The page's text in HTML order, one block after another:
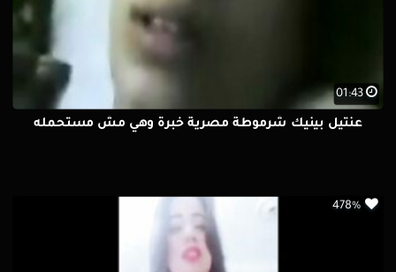
01:43
عنتيل بينيك شرموطة مصرية خبرة وهي مش مستحمله
478%